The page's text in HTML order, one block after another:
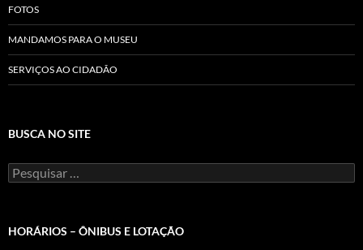
FOTOS
MANDAMOS PARA O MUSEU
SERVIÇOS AO CIDADÃO
BUSCA NO SITE
Pesquisar
por:
HORÁRIOS – ÔNIBUS E LOTAÇÃO